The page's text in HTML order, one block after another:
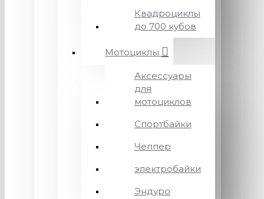
Квадроциклы
до 700 кубов
Мотоциклы
Аксессуары
для
мотоциклов
Спортбайки
Чеппер
электробайки
Эндуро